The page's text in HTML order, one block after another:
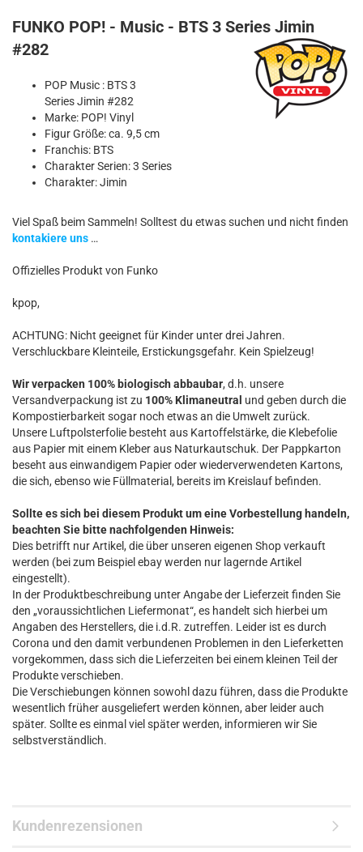
FUNKO POP! - Music - BTS 3 Series Jimin
#282
POP Music : BTS 3
Series Jimin #282
Marke: POP! Vinyl
Figur Größe: ca. 9,5 cm
Franchis: BTS
Charakter Serien: 3 Series
Charakter: Jimin
Viel Spaß beim Sammeln! Solltest du etwas suchen und nicht finden
kontakiere uns …
Offizielles Produkt von Funko
kpop,
ACHTUNG: Nicht geeignet für Kinder unter drei Jahren.
Verschluckbare Kleinteile, Erstickungsgefahr. Kein Spielzeug!
Wir verpacken 100% biologisch abbaubar, d.h. unsere
Versandverpackung ist zu 100% Klimaneutral und geben durch die
Kompostierbarkeit sogar noch etwas an die Umwelt zurück.
Unsere Luftpolsterfolie besteht aus Kartoffelstärke, die Klebefolie
aus Papier mit einem Kleber aus Naturkautschuk. Der Pappkarton
beseht aus einwandigem Papier oder wiederverwendeten Kartons,
die sich, ebenso wie Füllmaterial, bereits im Kreislauf befinden.
Sollte es sich bei diesem Produkt um eine Vorbestellung handeln,
beachten Sie bitte nachfolgenden Hinweis:
Dies betrifft nur Artikel, die über unseren eigenen Shop verkauft
werden (bei zum Beispiel ebay werden nur lagernde Artikel
eingestellt).
In der Produktbeschreibung unter Angabe der Lieferzeit finden Sie
den „voraussichtlichen Liefermonat“, es handelt sich hierbei um
Angaben des Herstellers, die i.d.R. zutreffen. Leider ist es durch
Corona und den damit verbundenen Problemen in den Lieferketten
vorgekommen, dass sich die Lieferzeiten bei einem kleinen Teil der
Produkte verschieben.
Die Verschiebungen können sowohl dazu führen, dass die Produkte
wesentlich früher ausgeliefert werden können, aber leider auch
später. Sollte es einmal viel später werden, informieren wir Sie
selbstverständlich.
Kundenrezensionen